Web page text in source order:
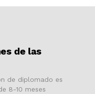
de las
de diplomado es
8-10 meses